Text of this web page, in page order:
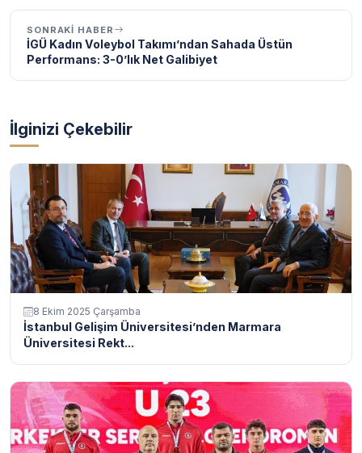
SONRAKI HABER
İGÜ Kadın Voleybol Takımı’ndan Sahada Üstün
Performans: 3-0’lık Net Galibiyet
İlginizi Çekebilir
8 Ekim 2025 Çarşamba
İstanbul Gelişim Üniversitesi’nden Marmara
Üniversitesi Rekt...